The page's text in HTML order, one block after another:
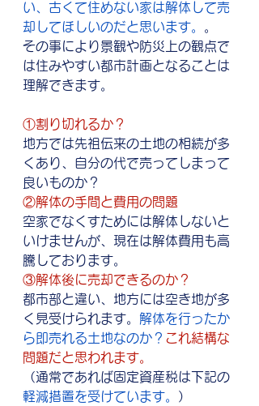
い、古くて住めない家は解体して売
却してほしいのだと思います。 。
その事により景観や防災上の観点で
は住みやすい都市計画となることは
理解できます。
①割り切れるか？
地方では先祖伝来の土地の相続が多
くあり、自分の代で売ってしまって
良いものか？
②解体の手間と費用の問題
空家でなくすためには解体しないと
いけませんが、現在は解体費用も高
騰しております。
③解体後に売却できるのか？
都市部と違い、地方には空き地が多
く見受けられます。 解体を行ったか
ら即売れる土地なのか？ これ結構な
問題だと思われます。
（通常であれば固定資産税は下記の
軽減措置を受けています。 ）